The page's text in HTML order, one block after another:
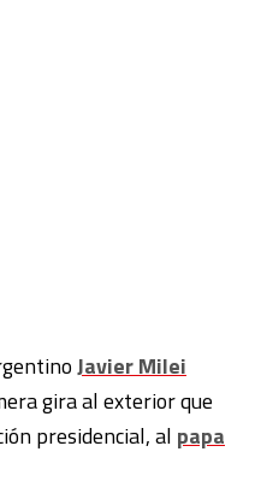
Javier Milei
gira al exterior que
presidencial, al papa